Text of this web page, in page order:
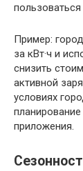
Пример:
за кВт·ч и
снизить
активной
условиях
приложения.